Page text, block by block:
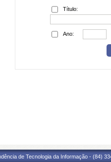
Título:
Ano:
de Tecnologia da Informação - (84)